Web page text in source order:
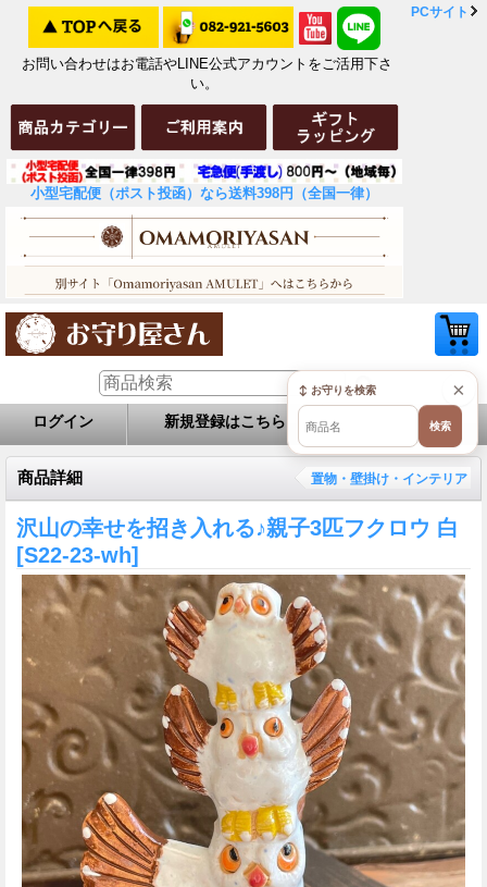
お問い合わせはお電話やLINE公式アカウントをご活用下さ
い。
小型宅配便（ポスト投函）なら送料398円（全国一律）
PCサイト
ログイン 新規登録はこちら お問い合せ
商品詳細 置物・壁掛け・インテリア
沢山の幸せを招き入れる♪親子3匹フクロウ 白
[S22-23-wh]
×
↕ お守りを検索
検索